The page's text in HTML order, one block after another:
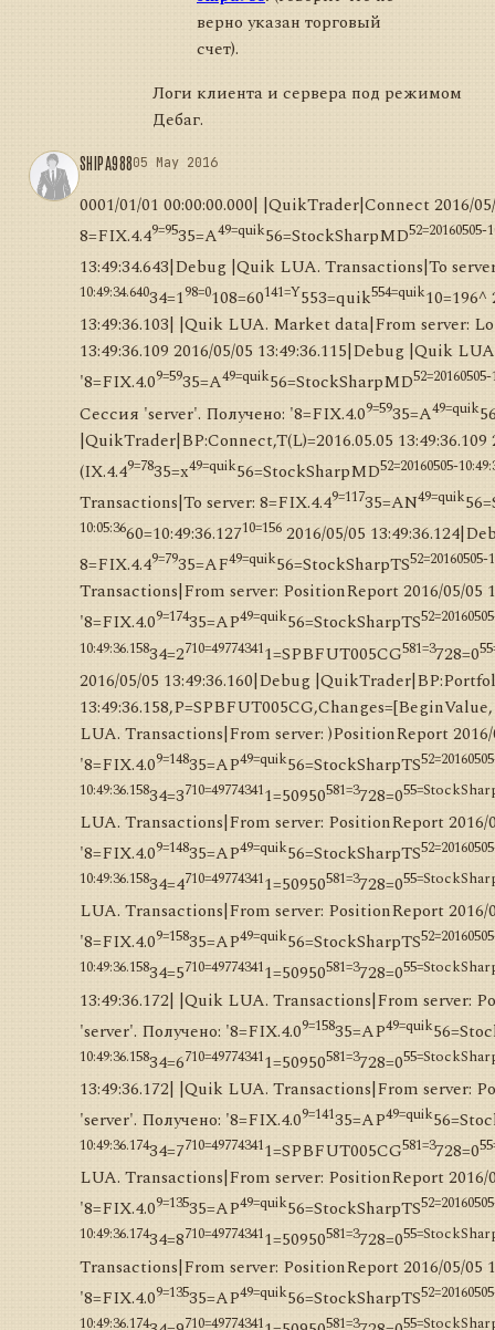
верно указан торговый
счет).
Логи клиента и сервера под режимом
Дебаг.
SHIPA98805 May 2016
0001/01/01 00:00:00.000| |QuikTrader|Connect 2016/
8=FIX.4.49=9535=A49=quik56=StockSharpMD52=20160505-
13:49:34.643|Debug |Quik LUA. Transactions|To
10:49:34.64034=198=0108=60141=Y553=quik554=quik
13:49:36.103| |Quik LUA. Market data|From server:
13:49:36.109 2016/05/05 13:49:36.115|Debug |Quik
'8=FIX.4.09=5935=A49=quik56=StockSharpMD
Сессия 'server'. Получено: '8=FIX.4.09=5935=A49=quik
|QuikTrader|BP:Connect,T(L)=2016.05.05
(IX.4.49=7835=x49=quik56=StockSharpMD52=20160505-
Transactions|To server: 8=FIX.4.49=11735=AN49=quik
10:05:3660=10:49:36.12710=156 2016/05/05
8=FIX.4.49=7935=AF49=quik56=StockSharpTS52=20160505-
Transactions|From server: PositionReport 2016/05/
'8=FIX.4.09=17435=AP49=quik56=StockSharpTS
10:49:36.15834=2710=497743411=SPBFUT005CG581=3728=0
2016/05/05 13:49:36.160|Debug
LUA. Transactions|From server: )PositionReport
'8=FIX.4.09=14835=AP49=quik56=StockSharpTS
10:49:36.15834=3710=497743411=50950581=3728=0
LUA. Transactions|From server: PositionReport
'8=FIX.4.09=14835=AP49=quik56=StockSharpTS
10:49:36.15834=4710=497743411=50950581=3728=0
LUA. Transactions|From server: PositionReport
'8=FIX.4.09=15835=AP49=quik56=StockSharpTS
10:49:36.15834=5710=497743411=50950581=3728=0
13:49:36.172| |Quik LUA. Transactions|From server:
'server'. Получено: '8=FIX.4.09=15835=AP49=quik
10:49:36.15834=6710=497743411=50950581=3728=0
13:49:36.172| |Quik LUA. Transactions|From server:
'server'. Получено: '8=FIX.4.09=14135=AP49=quik
10:49:36.17434=7710=497743411=SPBFUT005CG581=3728=0
LUA. Transactions|From server: PositionReport
'8=FIX.4.09=13535=AP49=quik56=StockSharpTS
10:49:36.17434=8710=497743411=50950581=3728=0
Transactions|From server: PositionReport 2016/05/
'8=FIX.4.09=13535=AP49=quik56=StockSharpTS
10:49:36.174
710=49774341 581=3